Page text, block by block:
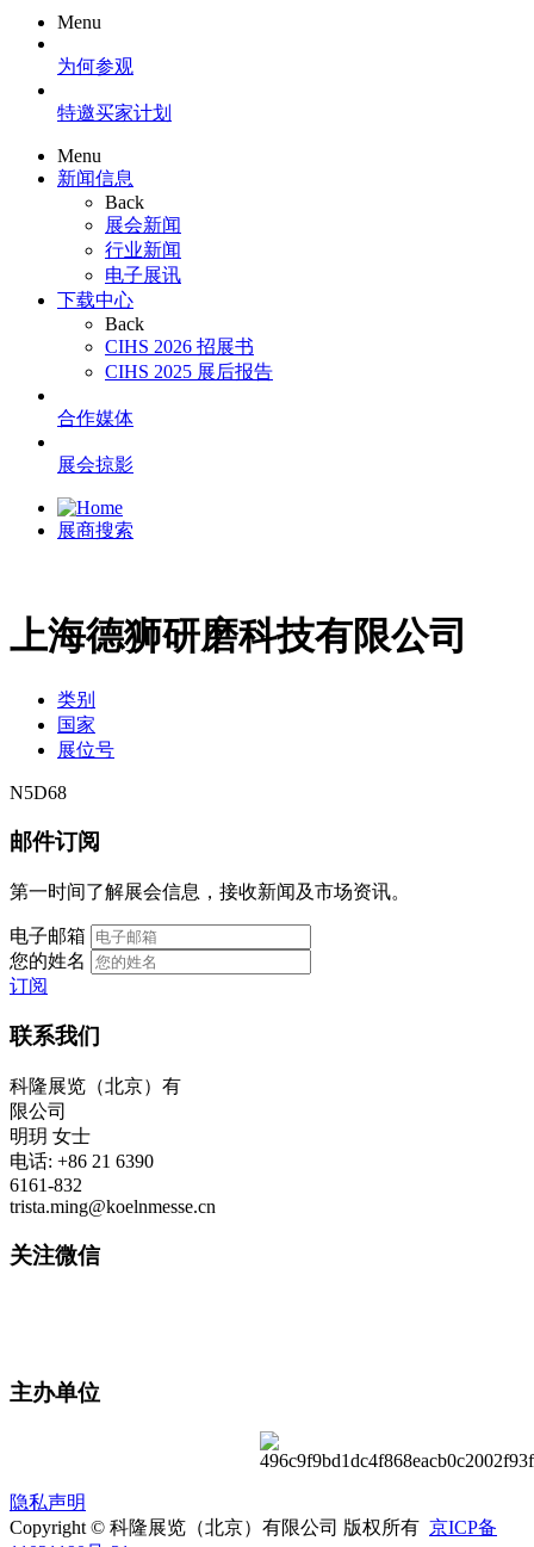
Menu
为何参观
特邀买家计划
Menu
新闻信息
Back
展会新闻
行业新闻
电子展讯
下载中心
Back
CIHS 2026 招展书
CIHS 2025 展后报告
合作媒体
展会掠影
展商搜索
上海德狮研磨科技有限公司
类别
国家
展位号
N5D68
邮件订阅
第一时间了解展会信息，接收新闻及市场资讯。
电子邮箱
您的姓名
订阅
联系我们
科隆展览（北京）有
限公司
明玥 女士
电话: +86 21 6390
6161-832
trista.ming@koelnmesse.cn
关注微信
主办单位
隐私声明
Copyright © 科隆展览（北京）有限公司 版权所有 京ICP备